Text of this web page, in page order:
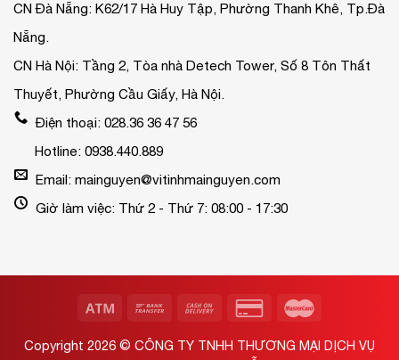
CN Đà Nẵng: K62/17 Hà Huy Tập, Phường Thanh Khê, Tp.Đà
Nẵng.
CN Hà Nội: Tầng 2, Tòa nhà Detech Tower, Số 8 Tôn Thất
Thuyết, Phường Cầu Giấy, Hà Nội.
Điện thoại: 028.36 36 47 56
Hotline: 0938.440.889
Email: mainguyen@vitinhmainguyen.com
Giờ làm việc: Thứ 2 - Thứ 7: 08:00 - 17:30
Copyright 2026 © CÔNG TY TNHH THƯƠNG MẠI DỊCH VỤ